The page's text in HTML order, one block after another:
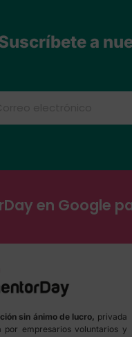
a
en Google
sin ánimo de lucro, privada
por empresarios voluntarios y